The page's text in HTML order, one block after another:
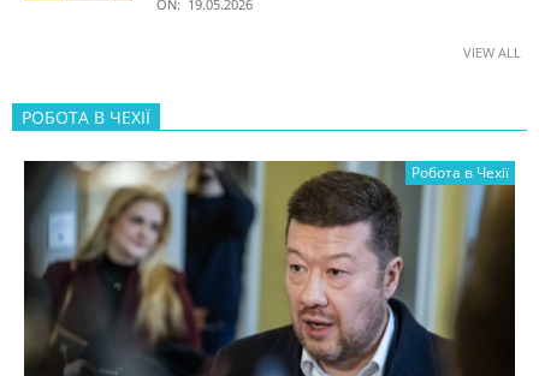
ON: 19.05.2026
VIEW ALL
РОБОТА В ЧЕХІЇ
Робота в Чехії